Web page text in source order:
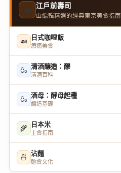
🍣 江戶前壽司
由編輯精選的經典東京美食指南
🍛 日式咖哩飯
療癒美食
🍶 清酒釀造：醪
清酒百科
🍶 酒母：酵母起種
釀造基礎
🌾 日本米
主食指南
🍜 沾麵
麵食文化